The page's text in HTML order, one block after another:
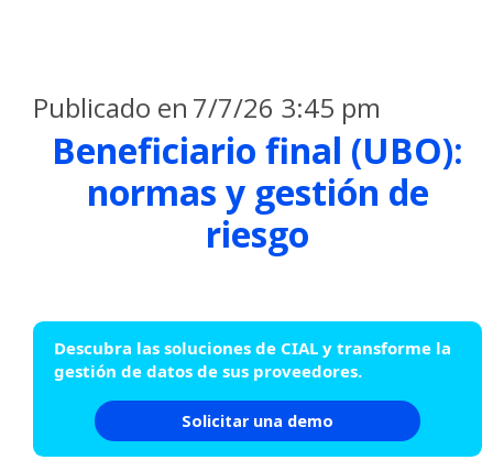
Publicado en 7/7/26 3:45 pm
Beneficiario final (UBO):
normas y gestión de
riesgo
Descubra las soluciones de CIAL y transforme la
gestión de datos de sus proveedores.
Solicitar una demo